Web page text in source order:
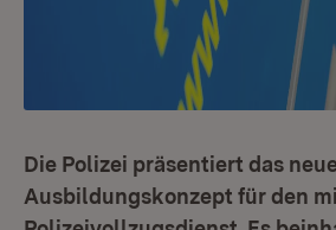
Die Polizei präsentiert das
Ausbildungskonzept für den